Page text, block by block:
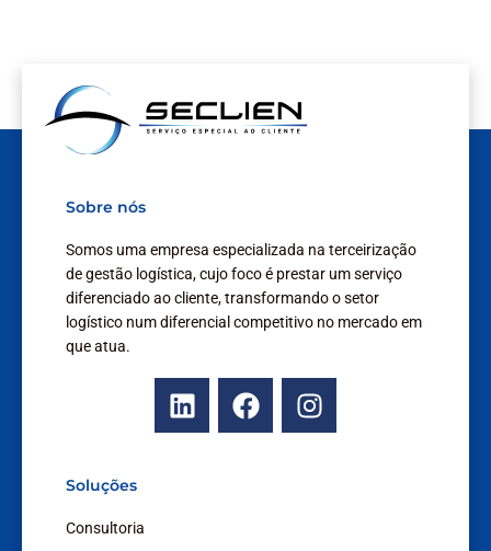
Sobre nós
Somos uma empresa especializada na terceirização
de gestão logística, cujo foco é prestar um serviço
diferenciado ao cliente, transformando o setor
logístico num diferencial competitivo no mercado em
que atua.
L
i
F
a
I
n
Soluções
Consultoria